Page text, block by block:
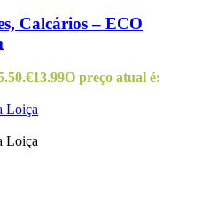
Calcários – ECO
€13.99O preço atual é: